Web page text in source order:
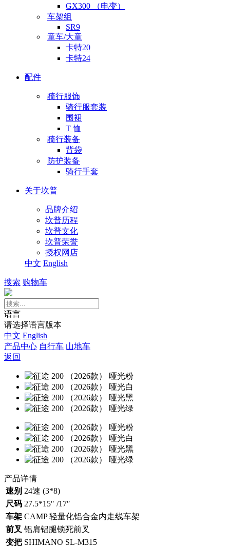
GX300 （电变）
车架组
SR9
童车/大童
卡特20
卡特24
配件
骑行服饰
骑行服套装
围裙
T 恤
骑行装备
背袋
防护装备
骑行手套
关于坎普
品牌介绍
坎普历程
坎普文化
坎普荣誉
授权网店
中文 English
搜索 购物车
语言
请选择语言版本
中文 English
产品中心 自行车 山地车
返回
产品详情
速别 24速 (3*8)
尺码 27.5*15″ /17″
车架 CAMP 轻量化铝合金内走线车架
前叉 铝肩铝腿锁死前叉
变把 SHIMANO SL-M315